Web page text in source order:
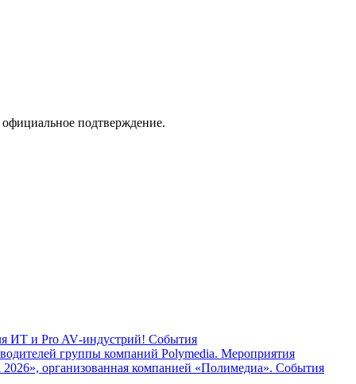
подтверждение.
ИТ и Pro AV‑индустрий! События
группы компаний Polymedia. Мероприятия
организованная компанией «Полимедиа». События